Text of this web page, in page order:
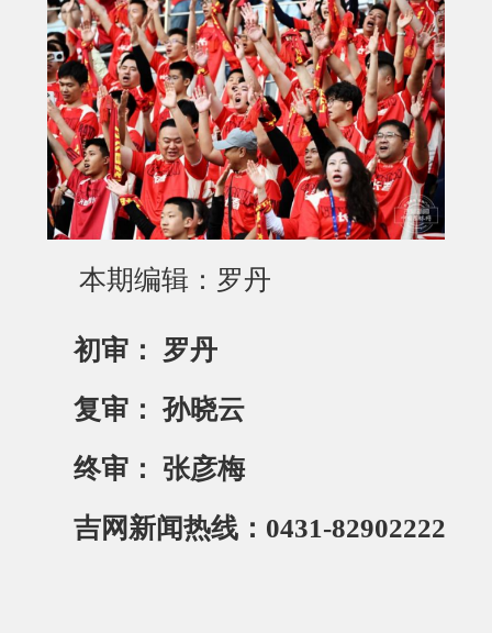
本期编辑：罗丹
初审： 罗丹
复审： 孙晓云
终审： 张彦梅
吉网新闻热线：0431-82902222